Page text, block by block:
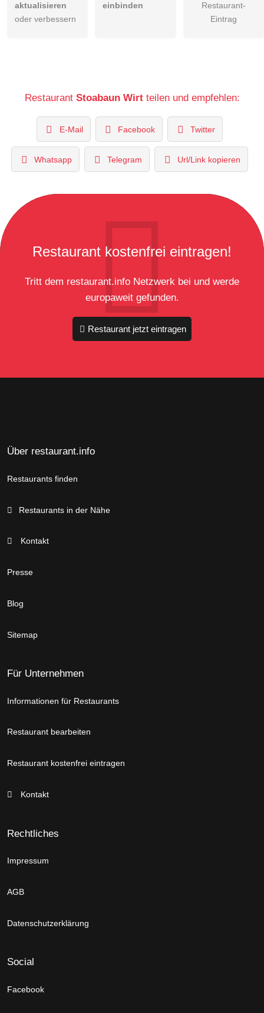
aktualisieren
oder verbessern
einbinden
Restaurant-
Eintrag
Restaurant Stoabaun Wirtteilen und empfehlen:
E-Mail Facebook Twitter
Whatsapp Telegram Url/Link kopieren
Restaurant kostenfrei eintragen!
Tritt dem restaurant.info Netzwerk bei und werde
europaweit gefunden.
Restaurant jetzt eintragen
Über restaurant.info
Restaurants finden
Restaurants in der Nähe
Kontakt
Presse
Blog
Sitemap
Für Unternehmen
Informationen für Restaurants
Restaurant bearbeiten
Restaurant kostenfrei eintragen
Kontakt
Rechtliches
Impressum
AGB
Datenschutzerklärung
Social
Facebook